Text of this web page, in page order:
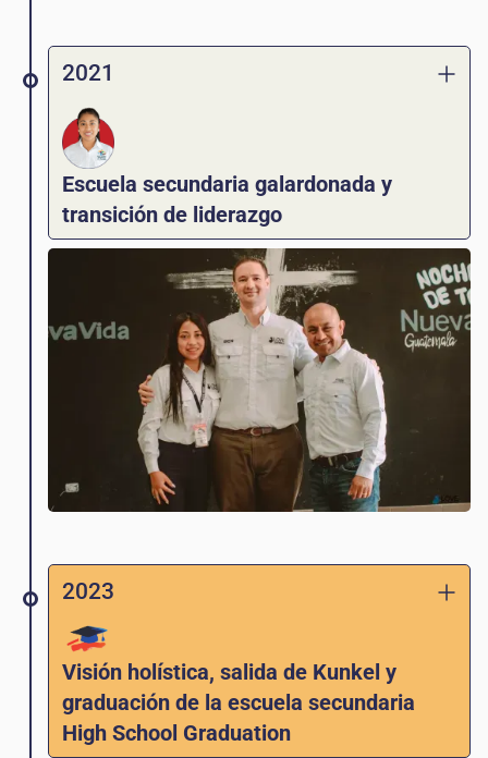
2021
Escuela secundaria galardonada y
transición de liderazgo
¡El programa Básicos es designado #1 en la
región! Ben Kunkel y Carlos Lopez anuncian
que ambos pasarán a trabajar para New Life
Network como plantadores de iglesias. Katy
Lopez es identificada como la futura
directora de Love Guatemala.
2023
Visión holística, salida de Kunkel y
graduación de la escuela secundaria
High School Graduation